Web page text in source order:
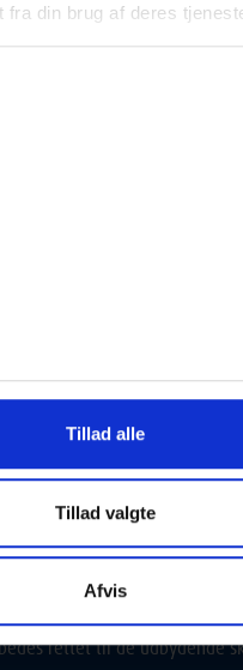
fra din brug af deres
Tillad alle
Tillad valgte
Afvis
Optager
10:00
Optager
rettet til de udbydende